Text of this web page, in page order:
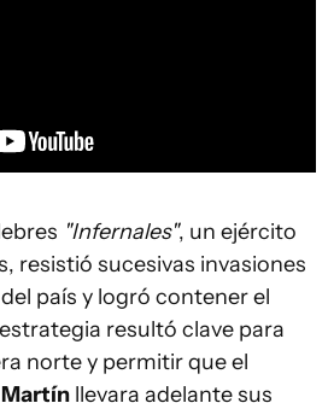
"Infernales", un ejército
resistió sucesivas invasiones
país y logró contener el
resultó clave para
norte y permitir que el
Martín llevara adelante sus